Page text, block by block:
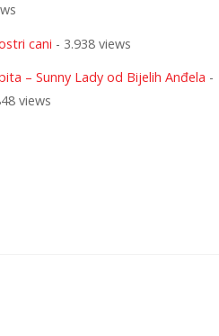
cani - 3.938 views
– Sunny Lady od Bijelih Anđela -
views